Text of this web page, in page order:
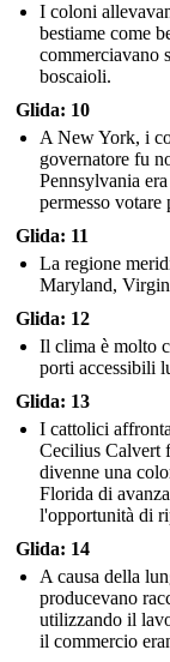
I coloni
bestiame come
commerciavano
boscaioli.
Glida: 10
A New York, i
governatore fu
Pennsylvania
permesso
Glida: 11
La regione
Maryland,
Glida: 12
Il clima è molto
porti accessibili
Glida: 13
I cattolici
Cecilius Calvert
divenne una
Florida di
l'opportunità di
Glida: 14
A causa della
producevano
utilizzando il
il commercio